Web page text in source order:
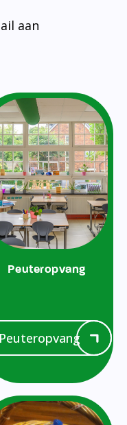
aan
Peuteropvang
Peuteropvang